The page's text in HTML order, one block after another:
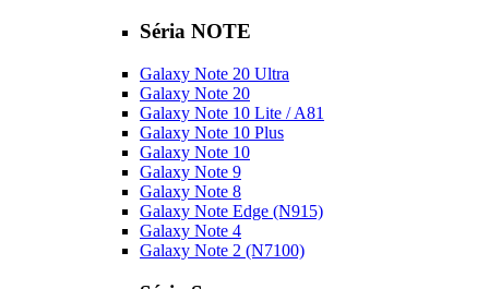
Séria NOTE
Galaxy Note 20 Ultra
Galaxy Note 20
Galaxy Note 10 Lite / A81
Galaxy Note 10 Plus
Galaxy Note 10
Galaxy Note 9
Galaxy Note 8
Galaxy Note Edge (N915)
Galaxy Note 4
Galaxy Note 2 (N7100)